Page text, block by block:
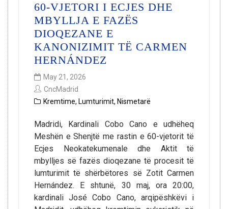
60-VJETORI I ECJES DHE
MBYLLJA E FAZËS
DIOQEZANE E
KANONIZIMIT TË CARMEN
HERNÁNDEZ
May 21, 2026
CncMadrid
Kremtime, Lumturimit, Nismetarë
Madridi, Kardinali Cobo Cano e udhëheq
Meshën e Shenjtë me rastin e 60-vjetorit të
Ecjes Neokatekumenale dhe Aktit të
mbylljes së fazës dioqezane të procesit të
lumturimit të shërbëtores së Zotit Carmen
Hernández. E shtunë, 30 maj, ora 20:00,
kardinali José Cobo Cano, arqipëshkëvi i